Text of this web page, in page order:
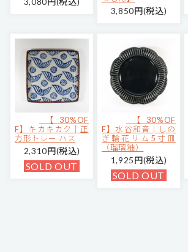
3,850円(税込)
【30%OF
F】キカキカク｜正
方形トレー ハス
2,310円(税込)
SOLD OUT
【30%OF
F】水谷和音│しの
ぎ輪花リム5寸皿
（瑠璃釉）
1,925円(税込)
SOLD OUT